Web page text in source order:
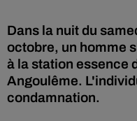
Dans la nuit du
octobre, un homme
à la station essence
Angoulême.
condamnation.